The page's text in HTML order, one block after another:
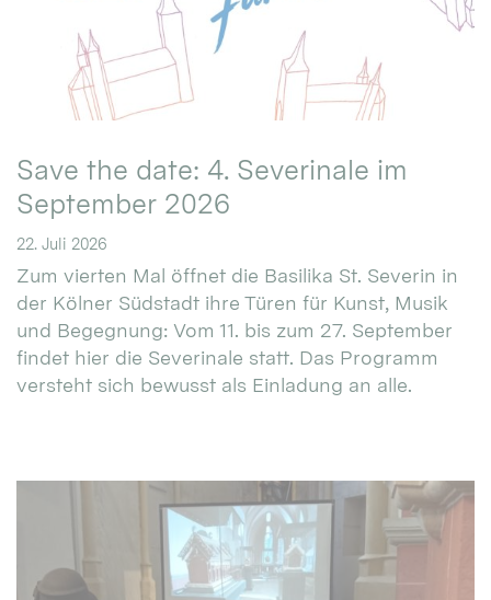
Save the date: 4. Severinale im
September 2026
22. Juli 2026
Zum vierten Mal öffnet die Basilika St. Severin in
der Kölner Südstadt ihre Türen für Kunst, Musik
und Begegnung: Vom 11. bis zum 27. September
findet hier die Severinale statt. Das Programm
versteht sich bewusst als Einladung an alle.